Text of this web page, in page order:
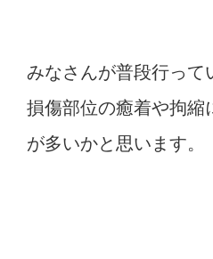
みなさんが普段行って
損傷部位の癒着や拘縮
が多いかと思います。